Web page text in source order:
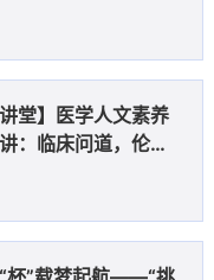
堂】医学人文素养
：临床问道，伦理